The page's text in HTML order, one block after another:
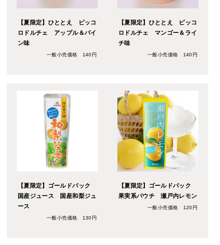
【夏限定】ひととえ ピッコ
ロドルチェ アップル＆パイ
ン味
一般小売価格 140円
【夏限定】ひととえ ピッコ
ロドルチェ マンゴー＆ライ
チ味
一般小売価格 140円
【夏限定】ゴールドパック
国産ジュース 国産和梨ジュ
ース
一般小売価格 130円
【夏限定】ゴールドパック
果実系パウチ 瀬戸内レモン
一般小売価格 120円